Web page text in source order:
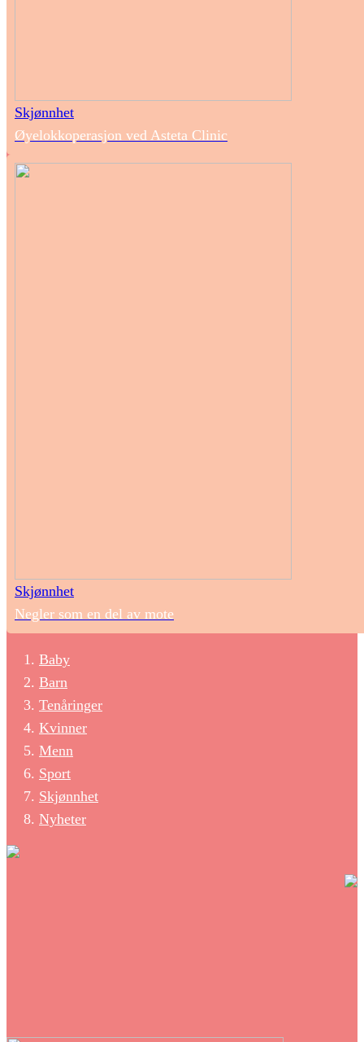
Skjønnhet
Øyelokkoperasjon ved Asteta Clinic
Skjønnhet
Negler som en del av mote
Baby
Barn
Tenåringer
Kvinner
Menn
Sport
Skjønnhet
Nyheter